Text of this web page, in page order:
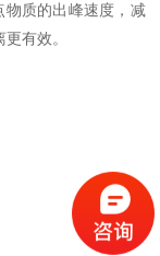
质的出峰速度，减
有效。